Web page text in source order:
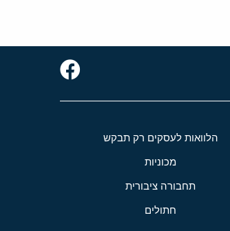
הלוואות לעסקים רק תבקש
מכוניות
תחבורה ציבורית
חתולים